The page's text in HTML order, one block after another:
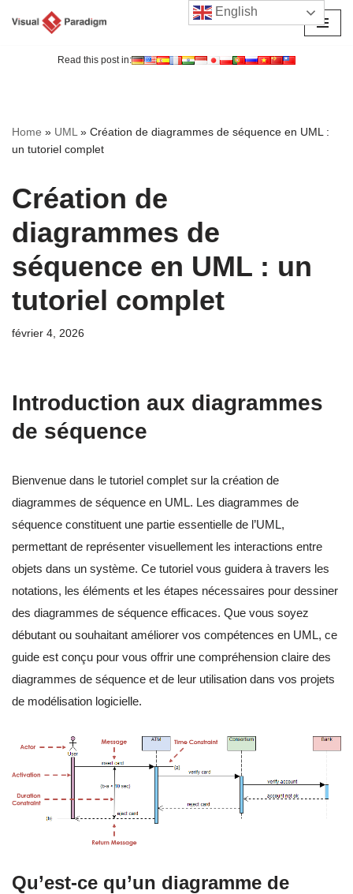
Read this post in:
Home » UML» Création de diagrammes de séquence en UML :
un tutoriel complet
Création de
diagrammes de
séquence en UML : un
tutoriel complet
février 4, 2026
Introduction aux diagrammes
de séquence
Bienvenue dans le tutoriel complet sur la création de
diagrammes de séquence en UML. Les diagrammes de
séquence constituent une partie essentielle de l’UML,
permettant de représenter visuellement les interactions entre
objets dans un système. Ce tutoriel vous guidera à travers les
notations, les éléments et les étapes nécessaires pour dessiner
des diagrammes de séquence efficaces. Que vous soyez
débutant ou souhaitant améliorer vos compétences en UML, ce
guide est conçu pour vous offrir une compréhension claire des
diagrammes de séquence et de leur utilisation dans vos projets
de modélisation logicielle.
Qu’est-ce qu’un diagramme de
English